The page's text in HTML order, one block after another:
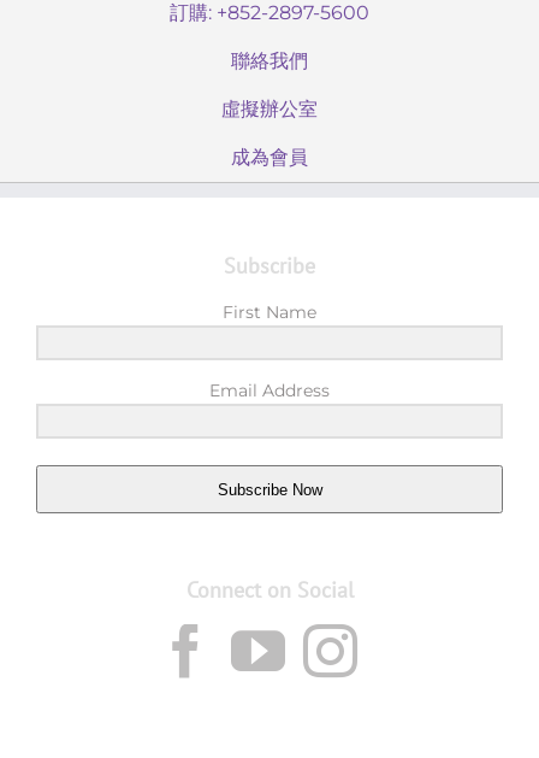
訂購: +852-2897-5600
聯絡我們
虛擬辦公室
成為會員
Subscribe
First Name
Email Address
Subscribe Now
Connect on Social